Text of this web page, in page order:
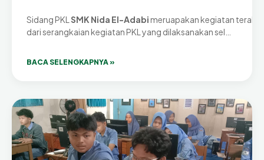
Sidang PKL SMK Nida El-Adabimeruapakan kegiatan
dari serangkaian kegiatan PKL yang dilaksanakan sel…
BACA SELENGKAPNYA »